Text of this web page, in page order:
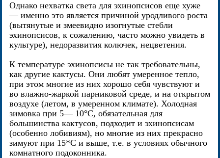
Однако нехватка света для эхинопсисов еще хуже
— именно это является причиной уродливого роста
(вытянутые и змеевидно изогнутые стебли
эхинопсисов, к сожалению, часто можно увидеть в
культуре), недоразвития колючек, нецветения.
К температуре эхинопсисы не так требовательны,
как другие кактусы. Они любят умеренное тепло,
при этом многие из них хорошо себя чувствуют и
во влажно-жаркой парниковой среде, и на открытом
воздухе (летом, в умеренном климате). Холодная
зимовка при 5— 10°C, обязательная для
большинства кактусов, подходит и эхинопсисам
(особенно лобивиям), но многие из них прекрасно
зимуют при 15*С и выше, т.е. в условиях обычного
комнатного подоконника.